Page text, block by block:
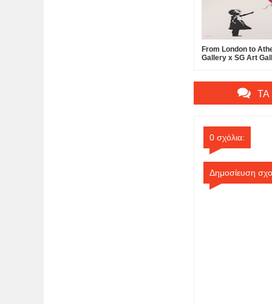
From London to
Gallery x SG Art
Banksy and more
Lycabettus...
ΤΑ
0 σχόλια:
Δημοσίευση